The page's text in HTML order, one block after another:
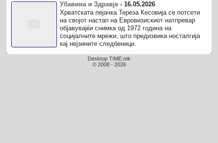
Убавина и Здравје -16.05.2026
Хрватската пејачка Тереза ​​Кесовија се потсети
на својот настап на Евровизискиот натпревар
објавувајќи снимка од 1972 година на
социјалните мрежи, што предизвика носталгија
кај нејзините следбеници.
Desktop TIME.mk
© 2008 - 2026